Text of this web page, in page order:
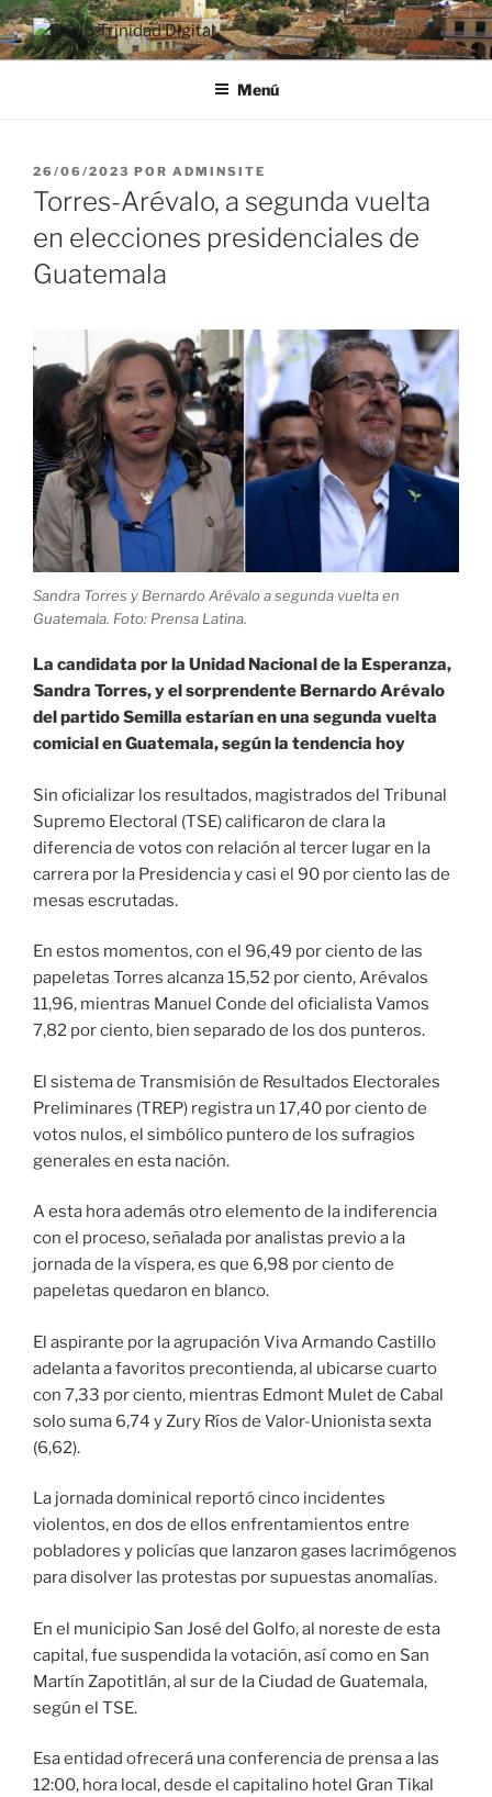
Saltar
al
contenido
RADIO TRINIDAD DIGITAL
Desde la Ciudad Museo del Caribe
Menú
PUBLICADO
EL
26/06/2023 POR ADMINSITE
Torres-Arévalo, a segunda vuelta
en elecciones presidenciales de
Guatemala
Sandra Torres y Bernardo Arévalo a segunda vuelta en
Guatemala. Foto: Prensa Latina.
La candidata por la Unidad Nacional de la Esperanza,
Sandra Torres, y el sorprendente Bernardo Arévalo
del partido Semilla estarían en una segunda vuelta
comicial en Guatemala, según la tendencia hoy
Sin oficializar los resultados, magistrados del Tribunal
Supremo Electoral (TSE) calificaron de clara la
diferencia de votos con relación al tercer lugar en la
carrera por la Presidencia y casi el 90 por ciento las de
mesas escrutadas.
En estos momentos, con el 96,49 por ciento de las
papeletas Torres alcanza 15,52 por ciento, Arévalos
11,96, mientras Manuel Conde del oficialista Vamos
7,82 por ciento, bien separado de los dos punteros.
El sistema de Transmisión de Resultados Electorales
Preliminares (TREP) registra un 17,40 por ciento de
votos nulos, el simbólico puntero de los sufragios
generales en esta nación.
A esta hora además otro elemento de la indiferencia
con el proceso, señalada por analistas previo a la
jornada de la víspera, es que 6,98 por ciento de
papeletas quedaron en blanco.
El aspirante por la agrupación Viva Armando Castillo
adelanta a favoritos precontienda, al ubicarse cuarto
con 7,33 por ciento, mientras Edmont Mulet de Cabal
solo suma 6,74 y Zury Ríos de Valor-Unionista sexta
(6,62).
La jornada dominical reportó cinco incidentes
violentos, en dos de ellos enfrentamientos entre
pobladores y policías que lanzaron gases lacrimógenos
para disolver las protestas por supuestas anomalías.
En el municipio San José del Golfo, al noreste de esta
capital, fue suspendida la votación, así como en San
Martín Zapotitlán, al sur de la Ciudad de Guatemala,
según el TSE.
Esa entidad ofrecerá una conferencia de prensa a las
12:00, hora local, desde el capitalino hotel Gran Tikal